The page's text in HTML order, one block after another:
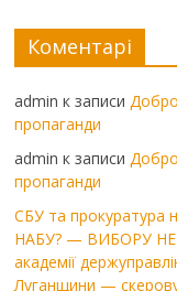
Коментарі
admin к записи
пропаганди
admin к записи
пропаганди
СБУ та прокуратура
НАБУ? — ВИБОРУ
академії
Луганщини —